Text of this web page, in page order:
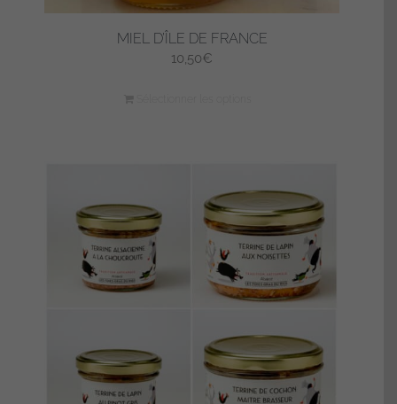
MIEL D’ÎLE DE FRANCE
10,50€